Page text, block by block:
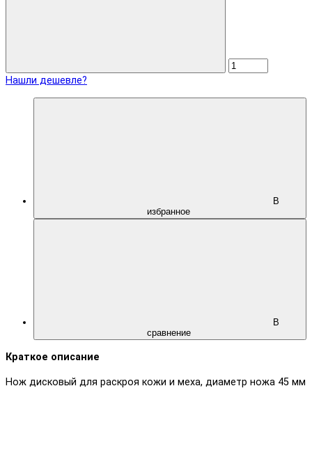
Нашли дешевле?
В
избранное
В
сравнение
Краткое описание
Нож дисковый для раскроя кожи и меха, диаметр ножа 45 мм